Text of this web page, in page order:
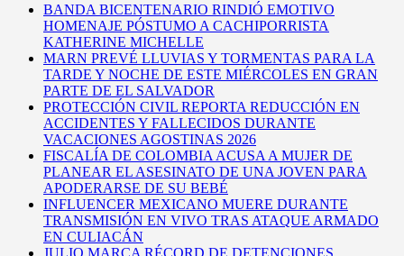
BANDA BICENTENARIO RINDIÓ EMOTIVO
HOMENAJE PÓSTUMO A CACHIPORRISTA
KATHERINE MICHELLE
MARN PREVÉ LLUVIAS Y TORMENTAS PARA LA
TARDE Y NOCHE DE ESTE MIÉRCOLES EN GRAN
PARTE DE EL SALVADOR
PROTECCIÓN CIVIL REPORTA REDUCCIÓN EN
ACCIDENTES Y FALLECIDOS DURANTE
VACACIONES AGOSTINAS 2026
FISCALÍA DE COLOMBIA ACUSA A MUJER DE
PLANEAR EL ASESINATO DE UNA JOVEN PARA
APODERARSE DE SU BEBÉ
INFLUENCER MEXICANO MUERE DURANTE
TRANSMISIÓN EN VIVO TRAS ATAQUE ARMADO
EN CULIACÁN
JULIO MARCA RÉCORD DE DETENCIONES